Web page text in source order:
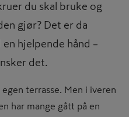
du skal bruke og
gjør? Det er da
hjelpende hånd –
det.
terrasse. Men i iveren
har mange gått på en